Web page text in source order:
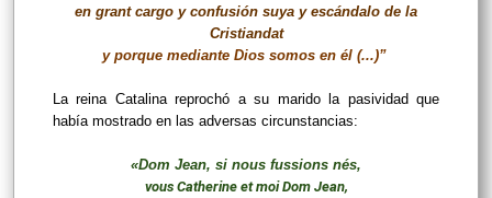
en grant cargo y confusión suya y escándalo de la
Cristiandat
y porque mediante Dios somos en él (...)”
La reina Catalina reprochó a su marido la pasividad que
había mostrado en las adversas circunstancias:
«Dom Jean, si nous fussions nés,
vous Catherine et moi Dom Jean,